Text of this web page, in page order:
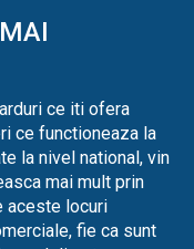
ce iti ofera
ce functioneaza la
la nivel national, vin
mai mult prin
aceste locuri
fie ca sunt